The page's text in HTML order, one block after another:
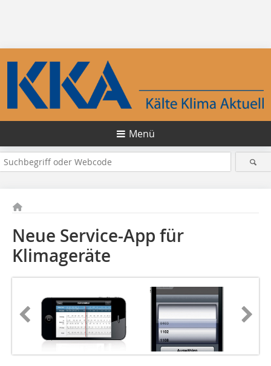
Menü
Neue Service-App für
Klimageräte